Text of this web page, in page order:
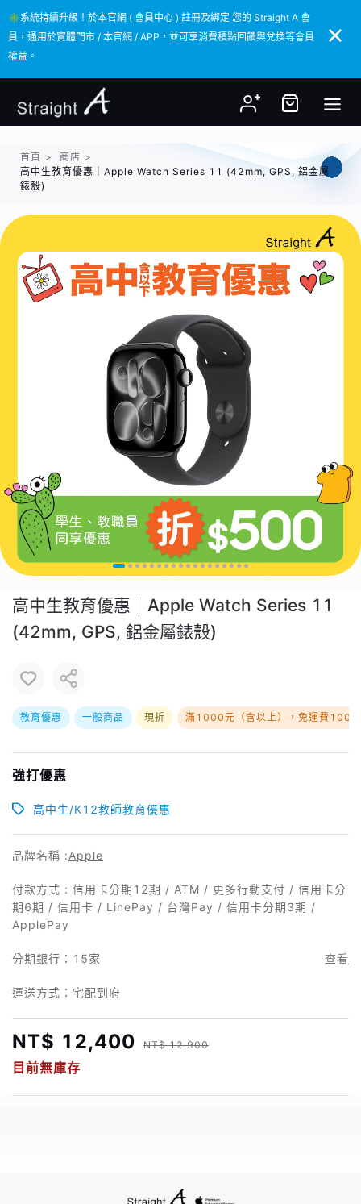
✳️系統持續升級！於本官網 ( 會員中心 ) 註冊及綁定 您的 Straight A 會
員，通用於實體門市 / 本官網 / APP，並可享消費積點回饋與兌換等會員
權益。
✳️系統持續升級！於本官網 ( 會員中心 ) 註冊及綁定 您的 Straight A 會
員，通用於實體門市 / 本官網 / APP，並可享消費積點回饋與兌換等會員
權益。
首頁 > 商店 >
高中生教育優惠｜Apple Watch Series 11 (42mm, GPS, 鋁金屬
錶殼)
高中生教育優惠｜Apple Watch Series 11
(42mm, GPS, 鋁金屬錶殼)
教育優惠 一般商品 現折 滿1000元（含以上），免運費100元
強打優惠
高中生/K12教師教育優惠
品牌名稱 :Apple
付款方式 : 信用卡分期12期 / ATM / 更多行動支付 / 信用卡分
期6期 / 信用卡 / LinePay / 台灣Pay / 信用卡分期3期 /
ApplePay
分期銀行： 15家 查看
運送方式：宅配到府
NT$ 12,400 NT$ 12,900
目前無庫存